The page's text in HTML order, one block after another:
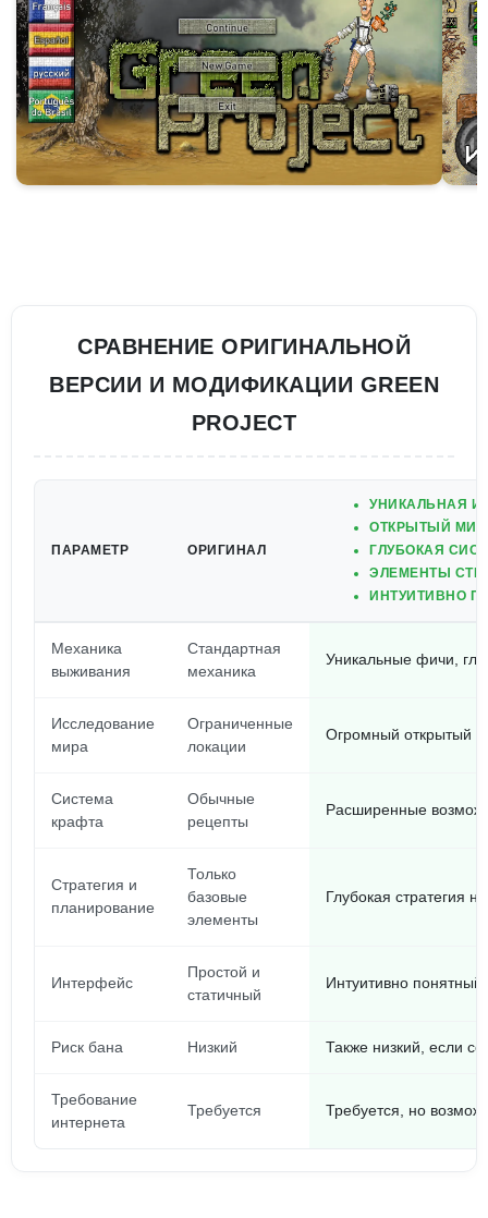
СРАВНЕНИЕ ОРИГИНАЛЬНОЙ
ВЕРСИИ И МОДИФИКАЦИИ GREEN
PROJECT
ПАРАМЕТР ОРИГИНАЛ
УНИКАЛЬНАЯ
ОТКРЫТЫЙ
ГЛУБОКАЯ
ЭЛЕМЕНТЫ
ИНТУИТИВНО
Механика
выживания
Стандартная
механика
Уникальные фичи,
Исследование
мира
Ограниченные
локации
Огромный открытый
Система
крафта
Обычные
рецепты
Расширенные
Стратегия и
планирование
Только
базовые
элементы
Глубокая стратегия
Интерфейс
Простой и
статичный
Интуитивно
Риск бана Низкий Также низкий, если
Требование
интернета
Требуется Требуется, но